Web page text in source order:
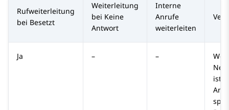
Rufweiterleitung
bei Besetzt
Weiterleitung
bei Keine
Antwort
Interne
Anrufe
weiterleiten
Ja – –
ist,